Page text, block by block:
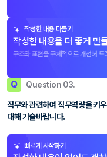
작성한 내용 다듬기
작성한 내용을 더 좋게 만
구조와 표현을 구체적으로 개선해 드
Q Question 03.
직무와 관련하여 직무역량을 키
대해 기술바랍니다.
빠르게 시작하기